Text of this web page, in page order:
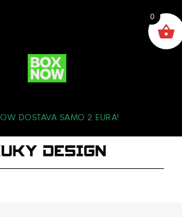
DOSTAVA SAMO 2 EURA!
0